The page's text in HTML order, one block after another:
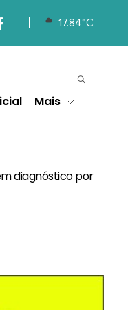
17.84°C
Mais
diagnóstico por